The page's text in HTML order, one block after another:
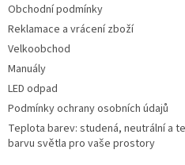
Obchodní podmínky
Reklamace a vrácení zboží
Velkoobchod
Manuály
LED odpad
Podmínky ochrany osobních údajů
Teplota barev: studená, neutrální a
barvu světla pro vaše prostory